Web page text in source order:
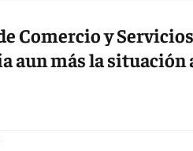
Comercio y
aun más la situación